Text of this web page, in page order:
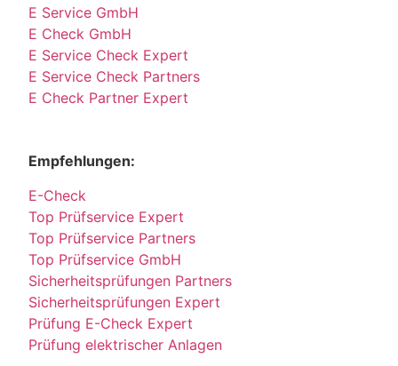
E Service GmbH
E Check GmbH
E Service Check Expert
E Service Check Partners
E Check Partner Expert
Empfehlungen:
E-Check
Top Prüfservice Expert
Top Prüfservice Partners
Top Prüfservice GmbH
Sicherheitsprüfungen Partners
Sicherheitsprüfungen Expert
Prüfung E-Check Expert
Prüfung elektrischer Anlagen